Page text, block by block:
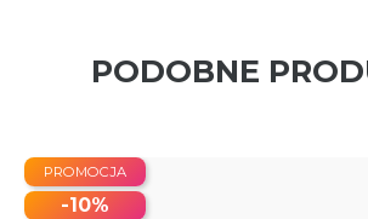
PODOBNE
PROMOCJA
-10%